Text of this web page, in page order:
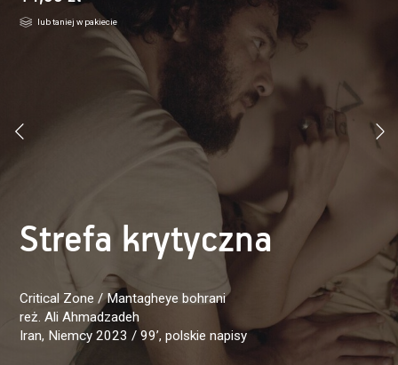
lub taniej w pakiecie
Strefa krytyczna
Critical Zone / Mantagheye bohrani
reż. Ali Ahmadzadeh
Iran, Niemcy 2023 / 99’, polskie napisy